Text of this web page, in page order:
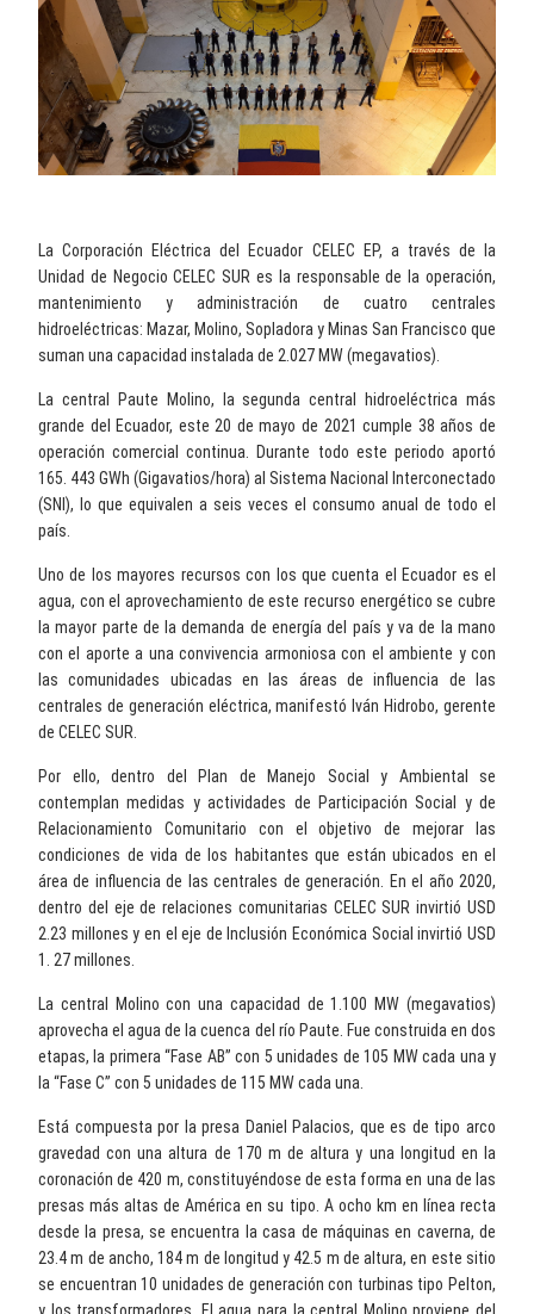
La Corporación Eléctrica del Ecuador CELEC EP, a través de la
Unidad de Negocio CELEC SUR es la responsable de la operación,
mantenimiento y administración de cuatro centrales
hidroeléctricas: Mazar, Molino, Sopladora y Minas San Francisco que
suman una capacidad instalada de 2.027 MW (megavatios).
La central Paute Molino, la segunda central hidroeléctrica más
grande del Ecuador, este 20 de mayo de 2021 cumple 38 años de
operación comercial continua. Durante todo este periodo aportó
165. 443 GWh (Gigavatios/hora) al Sistema Nacional Interconectado
(SNI), lo que equivalen a seis veces el consumo anual de todo el
país.
Uno de los mayores recursos con los que cuenta el Ecuador es el
agua, con el aprovechamiento de este recurso energético se cubre
la mayor parte de la demanda de energía del país y va de la mano
con el aporte a una convivencia armoniosa con el ambiente y con
las comunidades ubicadas en las áreas de influencia de las
centrales de generación eléctrica, manifestó Iván Hidrobo, gerente
de CELEC SUR.
Por ello, dentro del Plan de Manejo Social y Ambiental se
contemplan medidas y actividades de Participación Social y de
Relacionamiento Comunitario con el objetivo de mejorar las
condiciones de vida de los habitantes que están ubicados en el
área de influencia de las centrales de generación. En el año 2020,
dentro del eje de relaciones comunitarias CELEC SUR invirtió USD
2.23 millones y en el eje de Inclusión Económica Social invirtió USD
1. 27 millones.
La central Molino con una capacidad de 1.100 MW (megavatios)
aprovecha el agua de la cuenca del río Paute. Fue construida en dos
etapas, la primera “Fase AB” con 5 unidades de 105 MW cada una y
la “Fase C” con 5 unidades de 115 MW cada una.
Está compuesta por la presa Daniel Palacios, que es de tipo arco
gravedad con una altura de 170 m de altura y una longitud en la
coronación de 420 m, constituyéndose de esta forma en una de las
presas más altas de América en su tipo. A ocho km en línea recta
desde la presa, se encuentra la casa de máquinas en caverna, de
23.4 m de ancho, 184 m de longitud y 42.5 m de altura, en este sitio
se encuentran 10 unidades de generación con turbinas tipo Pelton,